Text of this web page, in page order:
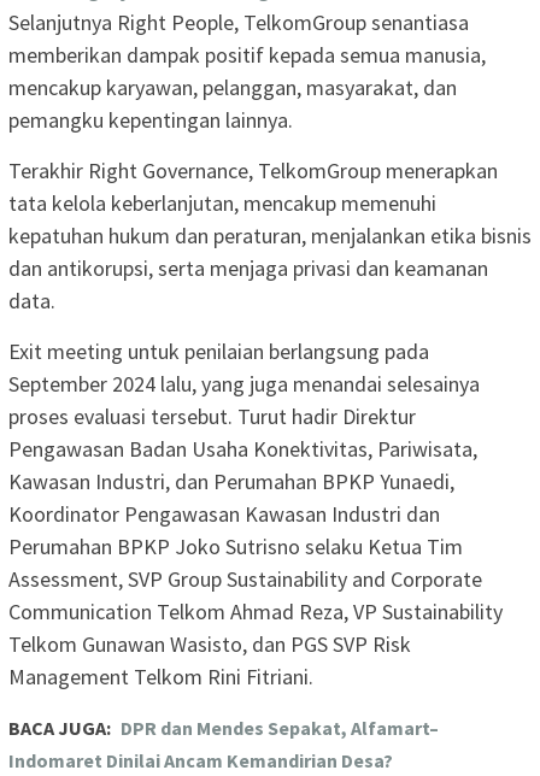
Selanjutnya Right People, TelkomGroup senantiasa
memberikan dampak positif kepada semua manusia,
mencakup karyawan, pelanggan, masyarakat, dan
pemangku kepentingan lainnya.
Terakhir Right Governance, TelkomGroup menerapkan
tata kelola keberlanjutan, mencakup memenuhi
kepatuhan hukum dan peraturan, menjalankan etika bisnis
dan antikorupsi, serta menjaga privasi dan keamanan
data.
Exit meeting untuk penilaian berlangsung pada
September 2024 lalu, yang juga menandai selesainya
proses evaluasi tersebut. Turut hadir Direktur
Pengawasan Badan Usaha Konektivitas, Pariwisata,
Kawasan Industri, dan Perumahan BPKP Yunaedi,
Koordinator Pengawasan Kawasan Industri dan
Perumahan BPKP Joko Sutrisno selaku Ketua Tim
Assessment, SVP Group Sustainability and Corporate
Communication Telkom Ahmad Reza, VP Sustainability
Telkom Gunawan Wasisto, dan PGS SVP Risk
Management Telkom Rini Fitriani.
BACA JUGA: DPR dan Mendes Sepakat, Alfamart–
Indomaret Dinilai Ancam Kemandirian Desa?